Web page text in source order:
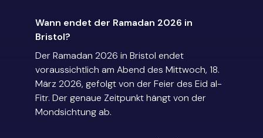
Wann endet der Ramadan 2026 in
Bristol?
Der Ramadan 2026 in Bristol endet
voraussichtlich am Abend des Mittwoch, 18.
März 2026, gefolgt von der Feier des Eid al-
Fitr. Der genaue Zeitpunkt hängt von der
Mondsichtung ab.